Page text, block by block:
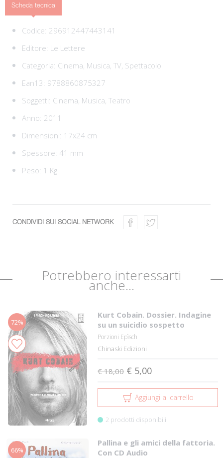
Scheda tecnica
Codice: 296912447443141
Editore: Le Lettere
Categoria: Cinema, Musica, TV, Spettacolo
Ean13: 9788860875327
Soggetti: Cinema, Musica, Teatro
Anno: 2011
Dimensioni: 17x24 cm
Spessore: 41 mm
Peso: 1 Kg
CONDIVIDI SUI SOCIAL NETWORK
Potrebbero interessarti
anche...
72%
Kurt Cobain. Dossier. Indagine
su un suicidio sospetto
Porzioni Epìsch
Chinaski Edizioni
€ 18,00 € 5,00
Aggiungi al carrello
2 prodotti disponibili
66%
Pallina e gli amici della fattoria.
Con CD Audio